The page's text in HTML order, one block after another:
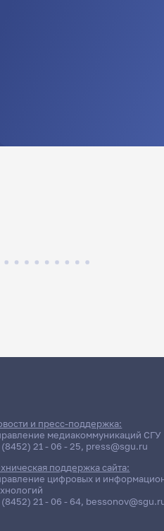
и пресс-поддержка:
медиакоммуникаций СГУ
(8452) 21 - 06 - 25, press@sgu.ru
поддержка сайта:
цифровых и
(8452) 21 - 06 - 64,